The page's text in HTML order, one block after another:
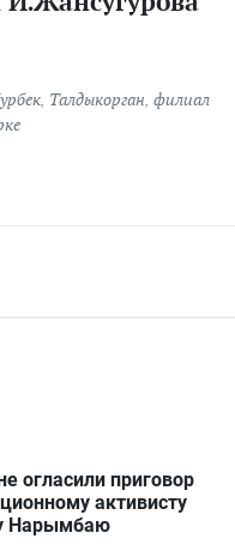
, Талдыкорган, филиал
огласили приговор
активисту
Нарымбаю